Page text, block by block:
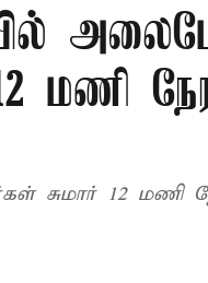
மணி
சுமார் 12 மணி